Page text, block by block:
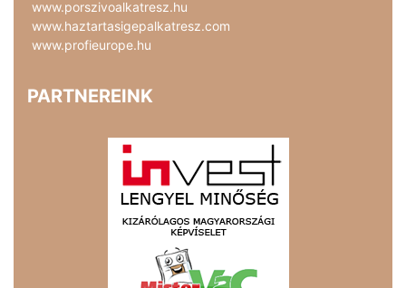
www.porszivoalkatresz.hu
www.haztartasigepalkatresz.com
www.profieurope.hu
PARTNEREINK